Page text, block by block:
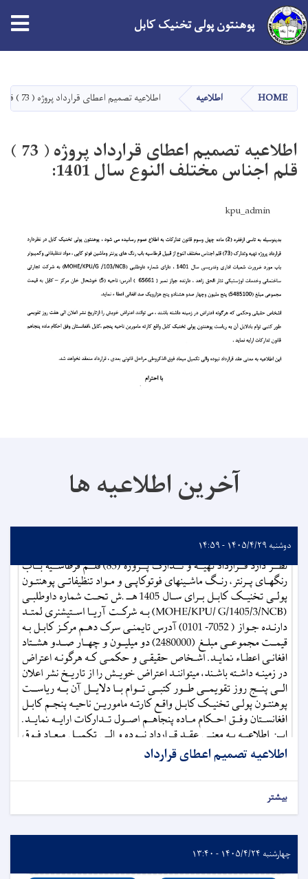
main
content
پوهنتون پولی تخنیک کابل
HOME اطلاعیه اطلاعيه تصمیم اعطای قرارداد پروژه ( 73 ) قلم اجناس مختلف النوع سال 1401:
اطلاعيه تصمیم اعطای قرارداد پروژه ( 73 )
قلم اجناس مختلف النوع سال 1401:
kpu_admin
آخرین اطلاعیه ها
دوشنبه ۱۴۰۵/۴/۲۹ - ۱۴:۵۹
اطلاعیه تصمیم اعطای قرارداد
بیشتر
چهارشنبه ۱۴۰۵/۴/۲۴ - ۱۳:۴۰